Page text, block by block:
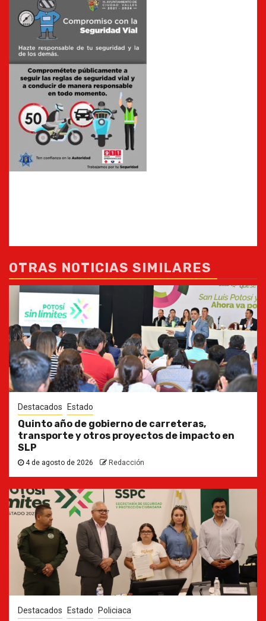
OTRAS NOTICIAS SIMILARES
Destacados Estado
Quinto año de gobierno de carreteras,
transporte y otros proyectos de impacto en
SLP
4 de agosto de 2026 Redacción
Destacados Estado Policiaca